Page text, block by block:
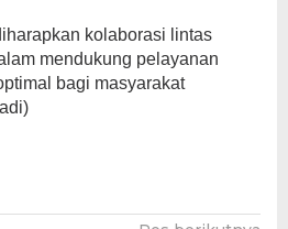
kolaborasi lintas
mendukung pelayanan
bagi masyarakat